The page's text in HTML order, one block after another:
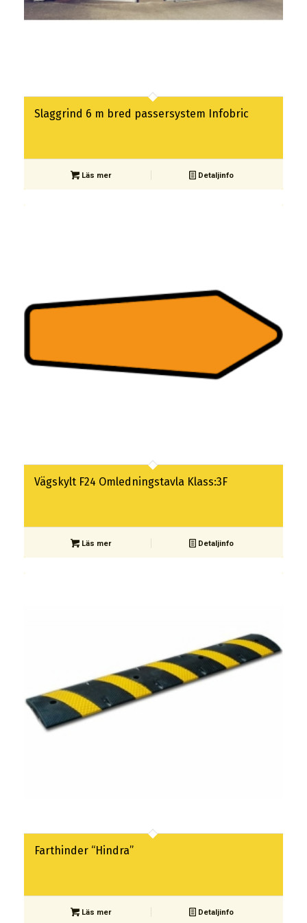
Slaggrind 6 m bred passersystem Infobric
Läs mer Detaljinfo
Vägskylt F24 Omledningstavla Klass:3F
Läs mer Detaljinfo
Farthinder “Hindra”
Läs mer Detaljinfo